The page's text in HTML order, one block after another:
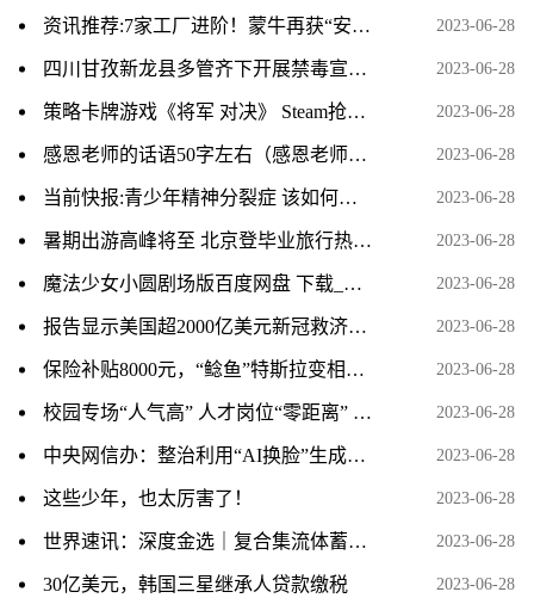
资讯推荐:7家工厂进阶！蒙牛再获“安全生产标准化一级企业” 2023-06-28
四川甘孜新龙县多管齐下开展禁毒宣传教育活动-环球通讯 2023-06-28
策略卡牌游戏《将军 对决》 Steam抢先体验已开启 2023-06-28
感恩老师的话语50字左右（感恩老师的话语50字） 2023-06-28
当前快报:青少年精神分裂症 该如何治疗？ 不仅需要重视药物、物理疗法，还要重视心理治疗 2023-06-28
暑期出游高峰将至 北京登毕业旅行热门目的地榜首 2023-06-28
魔法少女小圆剧场版百度网盘 下载_求魔法少女小圆剧场版百度云资源_信息 2023-06-28
报告显示美国超2000亿美元新冠救济金被浪费-焦点资讯 2023-06-28
保险补贴8000元，“鲶鱼”特斯拉变相降价清库存？ 2023-06-28
校园专场“人气高” 人才岗位“零距离” 即时 2023-06-28
中央网信办：整治利用“AI换脸”生成涉未成年人低俗色情图片视频等问题 2023-06-28
这些少年，也太厉害了！ 2023-06-28
世界速讯：深度金选｜复合集流体蓄势待发！宝明科技大手笔押注，能否成为业绩“救命稻草”？ 2023-06-28
30亿美元，韩国三星继承人贷款缴税 2023-06-28